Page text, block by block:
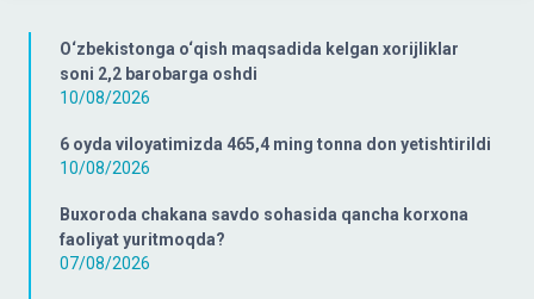
O‘zbekistonga o‘qish maqsadida kelgan xorijliklar
soni 2,2 barobarga oshdi
10/08/2026
6 oyda viloyatimizda 465,4 ming tonna don yetishtirildi
10/08/2026
Buxoroda chakana savdo sohasida qancha korxona
faoliyat yuritmoqda?
07/08/2026